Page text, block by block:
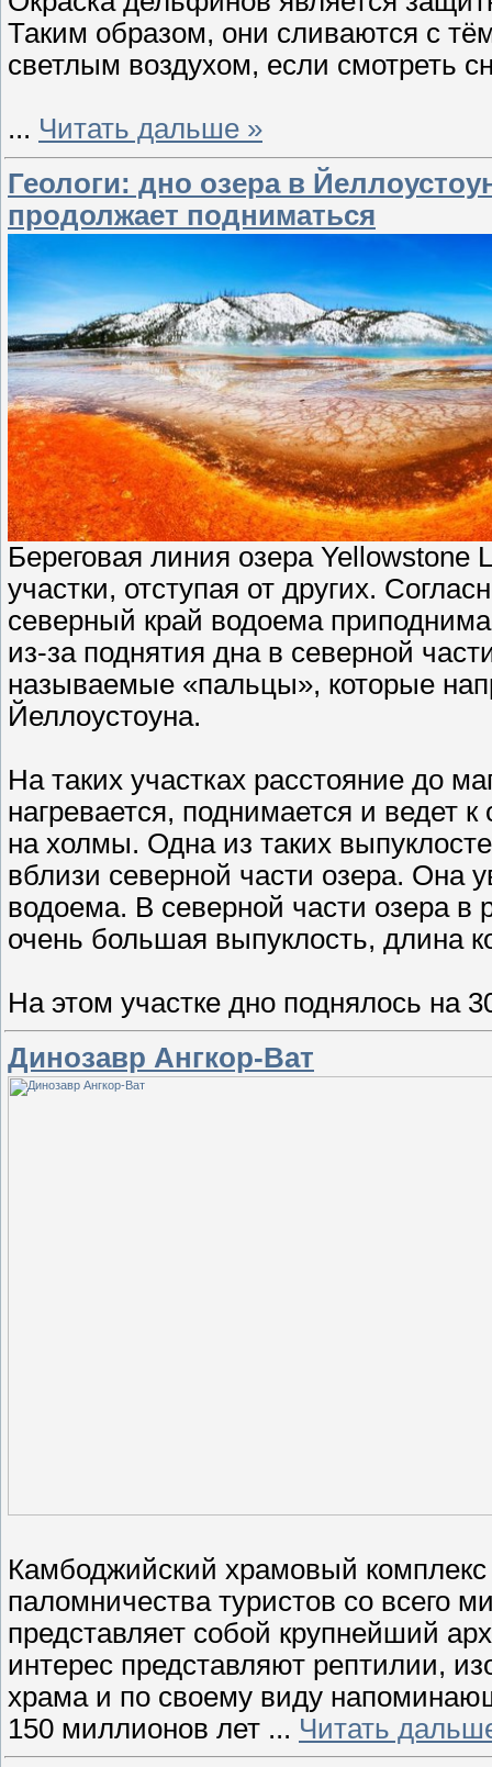
Таким образом, они сливаются с
светлым воздухом, если смотреть
... Читать дальше »
Геологи: дно озера в
продолжает подниматься
Береговая линия озера Yellowstone
участки, отступая от других.
северный край водоема
из-за поднятия дна в северной
называемые «пальцы», которые
Йеллоустоуна.
На таких участках расстояние до
нагревается, поднимается и ведет
на холмы. Одна из таких
вблизи северной части озера. Она
водоема. В северной части озера в
очень большая выпуклость, длина
На этом участке дно поднялось на
Динозавр Ангкор-Ват
Камбоджийский храмовый
паломничества туристов со всего
представляет собой крупнейший
интерес представляют рептилии,
храма и по своему виду
150 миллионов лет ... Читать